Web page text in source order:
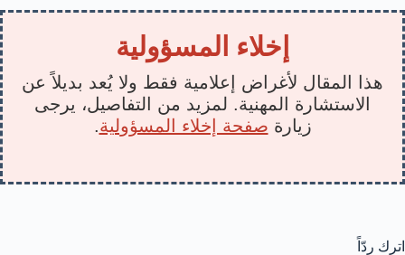
إخلاء المسؤولية
هذا المقال لأغراض إعلامية فقط ولا يُعد بديلاً عن
الاستشارة المهنية. لمزيد من التفاصيل، يرجى
زيارة صفحة إخلاء المسؤولية.
اترك ردّاً